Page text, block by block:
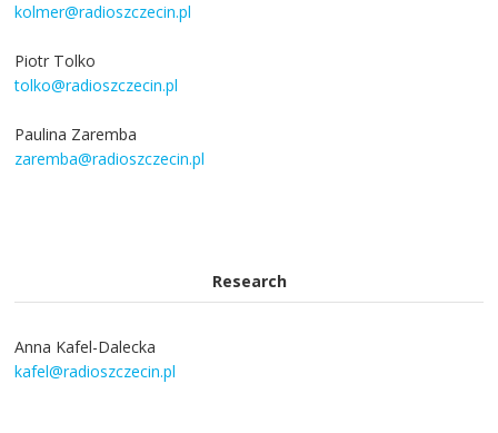
kolmer@radioszczecin.pl
Piotr Tolko
tolko@radioszczecin.pl
Paulina Zaremba
zaremba@radioszczecin.pl
Research
Anna Kafel-Dalecka
kafel@radioszczecin.pl